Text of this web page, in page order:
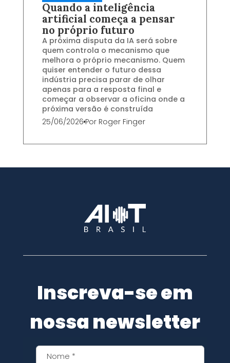
Quando a inteligência
artificial começa a pensar
no próprio futuro
A próxima disputa da IA será sobre
quem controla o mecanismo que
melhora o próprio mecanismo. Quem
quiser entender o futuro dessa
indústria precisa parar de olhar
apenas para a resposta final e
começar a observar a oficina onde a
próxima versão é construída
25/06/2026Por Roger Finger
Inscreva-se em
nossa newsletter